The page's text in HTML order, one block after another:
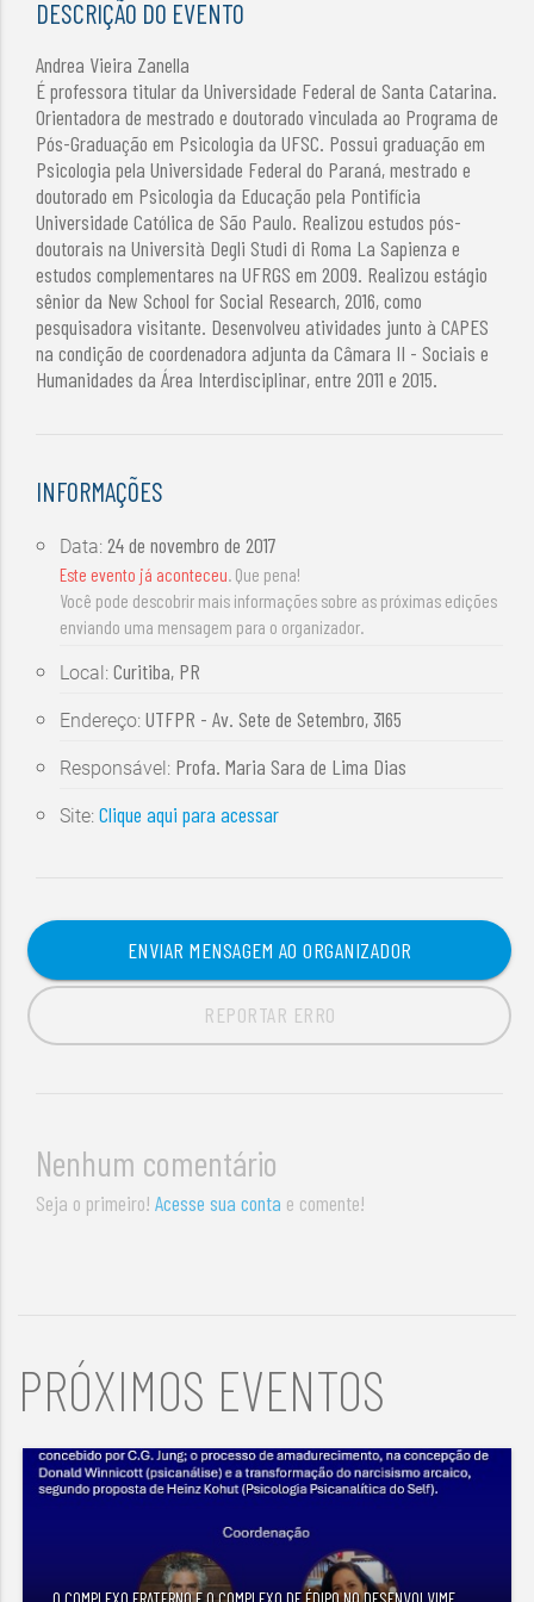
DESCRIÇÃO DO EVENTO
Andrea Vieira Zanella
É professora titular da Universidade Federal de Santa Catarina.
Orientadora de mestrado e doutorado vinculada ao Programa de
Pós-Graduação em Psicologia da UFSC. Possui graduação em
Psicologia pela Universidade Federal do Paraná, mestrado e
doutorado em Psicologia da Educação pela Pontifícia
Universidade Católica de São Paulo. Realizou estudos pós-
doutorais na Università Degli Studi di Roma La Sapienza e
estudos complementares na UFRGS em 2009. Realizou estágio
sênior da New School for Social Research, 2016, como
pesquisadora visitante. Desenvolveu atividades junto à CAPES
na condição de coordenadora adjunta da Câmara II - Sociais e
Humanidades da Área Interdisciplinar, entre 2011 e 2015.
INFORMAÇÕES
Data:24 de novembro de 2017
Este evento já aconteceu. Que pena!
Você pode descobrir mais informações sobre as próximas edições
enviando uma mensagem para o organizador.
Local:Curitiba, PR
Endereço:UTFPR - Av. Sete de Setembro, 3165
Responsável: Profa. Maria Sara de Lima Dias
Site:Clique aqui para acessar
ENVIAR MENSAGEM AO ORGANIZADOR
REPORTAR ERRO
Nenhum comentário
Seja o primeiro!Acesse sua conta e comente!
PRÓXIMOS EVENTOS